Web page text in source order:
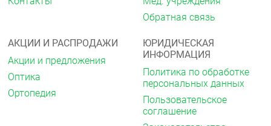
Обратная связь
АКЦИИ И РАСПРОДАЖИ
Акции и предложения
Оптика
Ортопедия
ЮРИДИЧЕСКАЯ
ИНФОРМАЦИЯ
Политика по обработке
персональных данных
Пользовательское
соглашение